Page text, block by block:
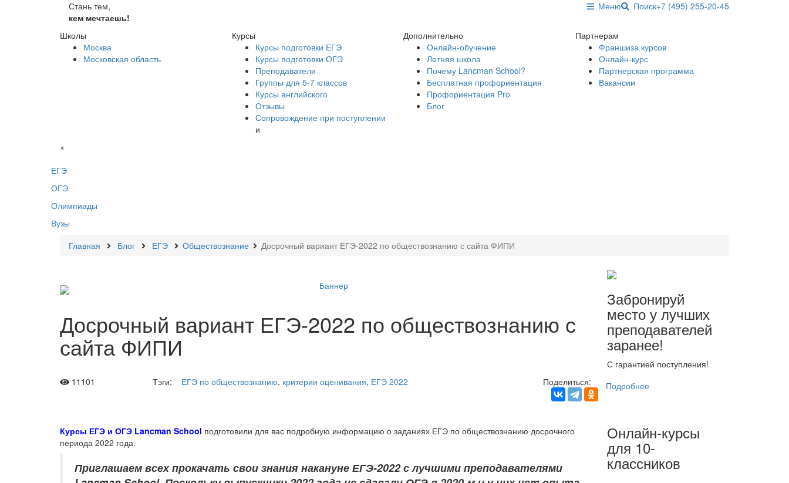
Стань тем,
кем мечтаешь!
+7 (495) 255-20-45
Поиск
Меню
Школы
Москва
Московская область
Курсы
Курсы подготовки ЕГЭ
Курсы подготовки ОГЭ
Преподаватели
Группы для 5-7 классов
Курсы английского
Отзывы
Сопровождение при поступлении
и
Дополнительно
Онлайн-обучение
Летняя школа
Почему Lancman School?
Бесплатная профориентация
Профориентация Pro
Блог
Партнерам
Франшиза курсов
Онлайн-курс
Партнерская программа
Вакансии
×
ЕГЭ
ОГЭ
Олимпиады
Вузы
Главная
Блог ЕГЭ Обществознание Досрочный вариант ЕГЭ-2022 по обществознанию с сайта ФИПИ
Досрочный вариант ЕГЭ-2022 по обществознанию с
сайта ФИПИ
11101 Тэги: ЕГЭ по обществознанию, критерии оценивания, ЕГЭ 2022 Поделиться:
Курсы ЕГЭ и ОГЭ Lancman School подготовили для вас подробную информацию о заданиях ЕГЭ по обществознанию досрочного
периода 2022 года.
Приглашаем всех прокачать свои знания накануне ЕГЭ-2022 с лучшими преподавателями
Забронируй
место у лучших
преподавателей
заранее!
С гарантией поступления!
Подробнее
Онлайн-курсы
для 10-
классников